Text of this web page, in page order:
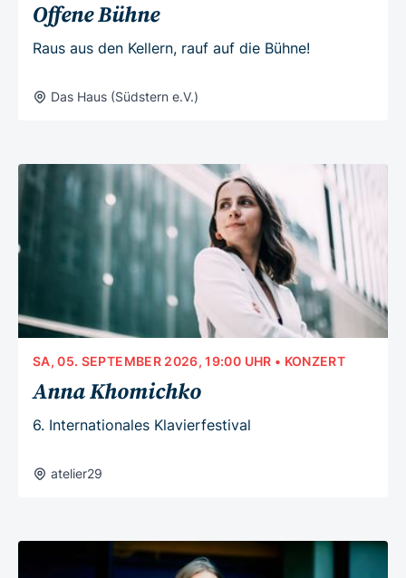
Offene Bühne
Raus aus den Kellern, rauf auf die Bühne!
Das Haus (Südstern e.V.)
SA, 05. SEPTEMBER 2026, 19:00 UHR • KONZERT
Anna Khomichko
6. Internationales Klavierfestival
atelier29